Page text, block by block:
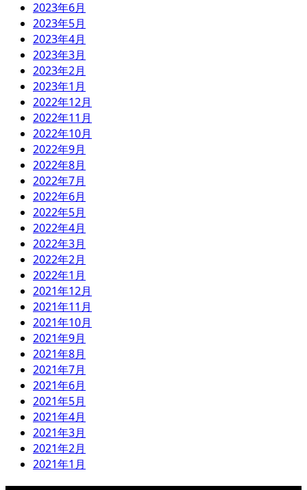
2023年6月
2023年5月
2023年4月
2023年3月
2023年2月
2023年1月
2022年12月
2022年11月
2022年10月
2022年9月
2022年8月
2022年7月
2022年6月
2022年5月
2022年4月
2022年3月
2022年2月
2022年1月
2021年12月
2021年11月
2021年10月
2021年9月
2021年8月
2021年7月
2021年6月
2021年5月
2021年4月
2021年3月
2021年2月
2021年1月